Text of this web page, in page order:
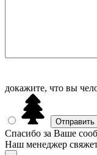
докажите, что вы
Спасибо за Ваше
Наш менеджер